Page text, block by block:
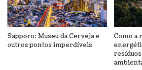
Sapporo: Museu da Cerveja e
outros pontos imperdíveis
Como a